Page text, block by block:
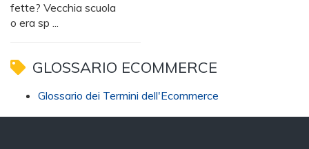
fette? Vecchia scuola
o era sp ...
GLOSSARIO ECOMMERCE
Glossario dei Termini dell'Ecommerce